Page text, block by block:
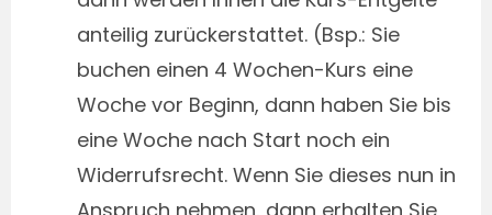
anteilig zurückerstattet. (Bsp.: Sie
buchen einen 4 Wochen-Kurs eine
Woche vor Beginn, dann haben Sie bis
eine Woche nach Start noch ein
Widerrufsrecht. Wenn Sie dieses nun in